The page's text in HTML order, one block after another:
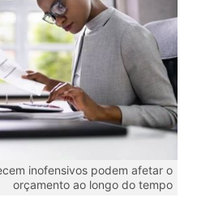
inofensivos podem afetar o
orçamento ao longo do tempo